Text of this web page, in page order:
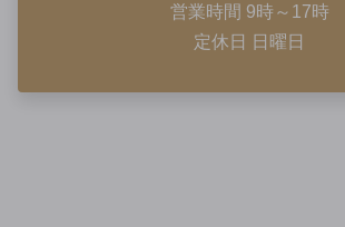
営業時間 9時～17時
定休日 日曜日